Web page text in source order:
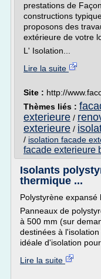
prestations de
constructions
proposons des
extérieure de votre
L' Isolation...
Lire la suite
Site : http://
Thèmes liés :
exterieure /
exterieure /
/ isolation facade
facade exterieure
Isolants
thermique ...
Polystyrène expansé
Panneaux de
à 500 mm (sur
destinées à
idéale d'isolation
Lire la suite